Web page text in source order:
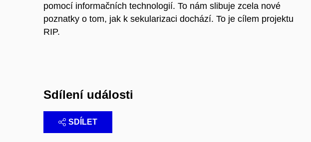
pomocí informačních technologií. To nám slibuje zcela nové
poznatky o tom, jak k sekularizaci dochází. To je cílem projektu
RIP.
Sdílení události
SDÍLET